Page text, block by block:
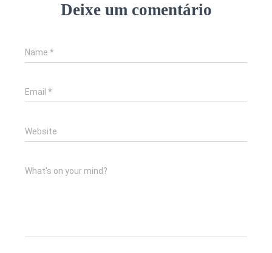
Deixe um comentário
Name *
Email *
Website
What's on your mind?